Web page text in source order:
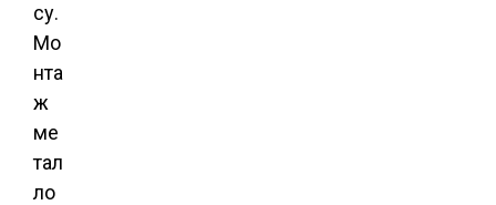
су.
Мо
нта
ж
ме
тал
ло